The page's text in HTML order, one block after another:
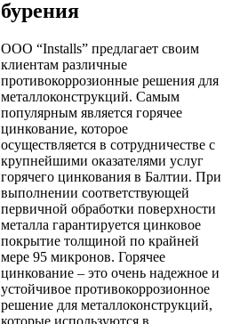
бурения
ООО “Installs” предлагает своим
клиентам различные
противокоррозионные решения для
металлоконструкций. Самым
популярным является горячее
цинкование, которое
осуществляется в сотрудничестве с
крупнейшими оказателями услуг
горячего цинкования в Балтии. При
выполнении соответствующей
первичной обработки поверхности
металла гарантируется цинковое
покрытие толщиной по крайней
мере 95 микронов. Горячее
цинкование – это очень надежное и
устойчивое противокоррозионное
решение для металлоконструкций,
которые используются в